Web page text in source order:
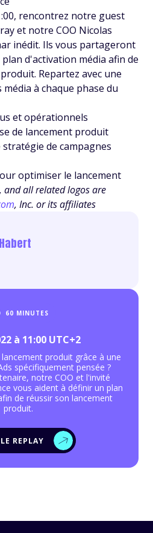
60 MINUTES
à 11:00 UTC+2
produit grâce à une
spécifiquement pensée ?
notre COO et l'invité
vous aident à définir un plan
de réussir son lancement
produit.
REPLAY
rencontrez notre guest
et notre COO Nicolas
inédit. Ils vous partageront
d'activation média afin de
Repartez avec une
à chaque phase du
et opérationnels
de lancement produit
stratégie de campagnes
optimiser le lancement
and all related logos are
, Inc. or its affiliates